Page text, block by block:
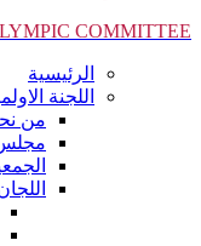
COMMITTEE
الرئيسية
اللجنة
من
مجلس